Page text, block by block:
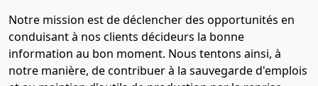
Notre mission est de déclencher des opportunités en
conduisant à nos clients décideurs la bonne
information au bon moment. Nous tentons ainsi, à
notre manière, de contribuer à la sauvegarde d'emplois